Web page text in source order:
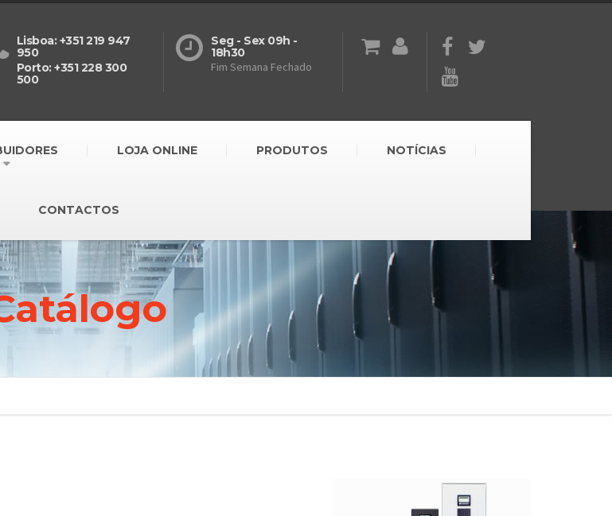
Lisboa: +351 219 947
950
Porto: +351 228 300
500
Seg - Sex 09h -
18h30
Fim Semana Fechado
LOJA ONLINE PRODUTOS NOTÍCIAS
CONTACTOS